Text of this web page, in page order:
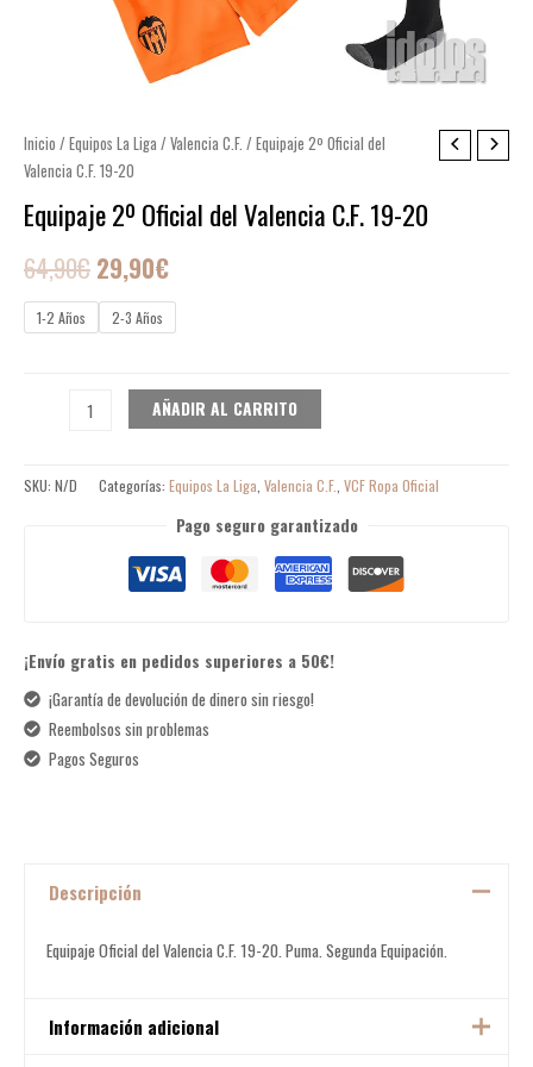
Inicio / Equipos La Liga / Valencia C.F. / Equipaje 2º Oficial del
Valencia C.F. 19-20
Equipaje 2º Oficial del Valencia C.F. 19-20
64,90€
El
precio
era:
64,90€.
29,90€
El
precio
29,90€.
1-2 Años 2-3 Años
Equipaje
2º
Oficial
del
Valencia
19-
AÑADIR AL CARRITO
SKU: N/D Categorías: Equipos La Liga, Valencia C.F., VCF Ropa Oficial
Pago seguro garantizado
¡Envío gratis en pedidos superiores a 50€!
¡Garantía de devolución de dinero sin riesgo!
Reembolsos sin problemas
Pagos Seguros
Descripción
Equipaje Oficial del Valencia C.F. 19-20. Puma. Segunda Equipación.
Información adicional